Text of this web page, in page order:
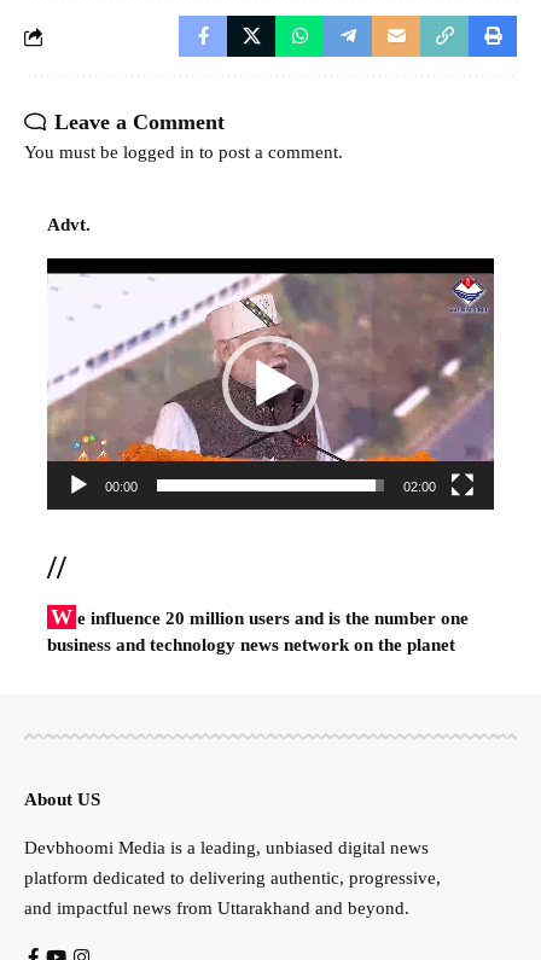
Leave a Comment
You must be logged in to post a comment.
Advt.
Video
00:00 02:00
//
W e influence 20 million users and is the number one
business and technology news network on the planet
About US
Devbhoomi Media is a leading, unbiased digital news
platform dedicated to delivering authentic, progressive,
and impactful news from Uttarakhand and beyond.